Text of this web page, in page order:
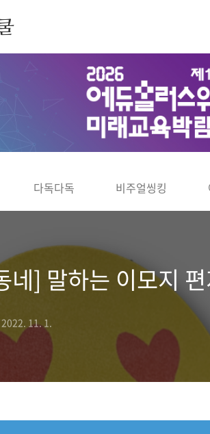
다독다독 비주얼씽킹
네] 말하는 이모지
2022. 11. 1.